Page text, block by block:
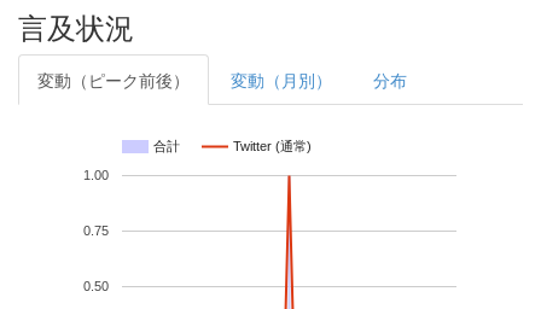
言及状況
変動（ピーク前後） 変動（月別） 分布
合計 Twitter (通常)
0.50
0.75
1.00